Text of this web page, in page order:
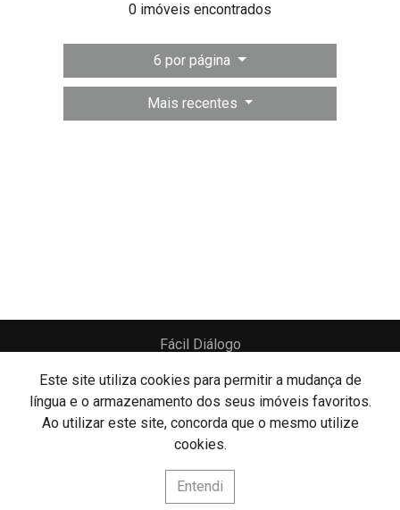
Este site utiliza cookies para permitir a mudança de
língua e o armazenamento dos seus imóveis favoritos.
Ao utilizar este site, concorda que o mesmo utilize
cookies.
Entendi
0 imóveis encontrados
6 por página
Mais recentes
Fácil Diálogo
de PrivacidadeLivro de Reclamações Canal de Denúncias
©2026Powered by